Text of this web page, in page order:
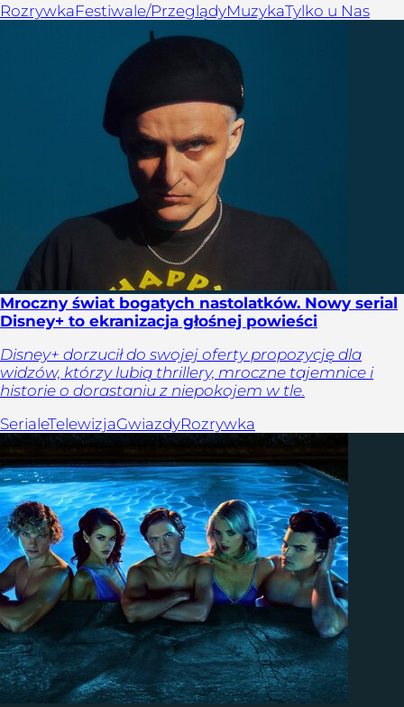
RozrywkaFestiwale/PrzeglądyMuzykaTylko u Nas
Mroczny świat bogatych nastolatków. Nowy serial
Disney+ to ekranizacja głośnej powieści
Disney+ dorzucił do swojej oferty propozycję dla
widzów, którzy lubią thrillery, mroczne tajemnice i
historie o dorastaniu z niepokojem w tle.
SerialeTelewizjaGwiazdyRozrywka